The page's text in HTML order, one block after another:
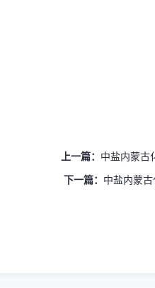
上一篇： 中盐内蒙古
下一篇： 中盐内蒙